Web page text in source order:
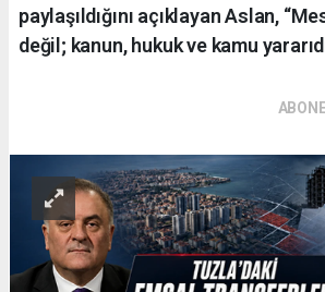
paylaşıldığını açıklayan Aslan,
değil; kanun, hukuk ve kamu